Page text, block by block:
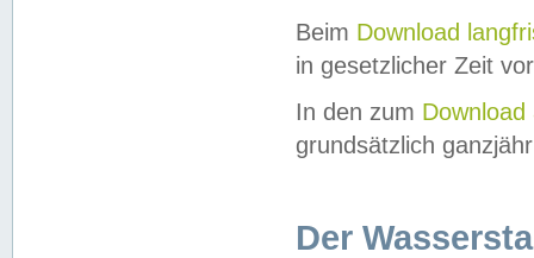
Beim Download
in gesetzlicher Zeit
In den zum Download
grundsätzlich
Der